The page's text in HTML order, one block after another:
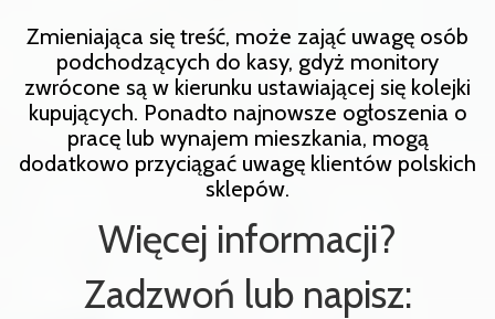
Zmieniająca się treść, może zająć uwagę osób
podchodzących do kasy, gdyż monitory
zwrócone są w kierunku ustawiającej się kolejki
kupujących. Ponadto najnowsze ogłoszenia o
pracę lub wynajem mieszkania, mogą
dodatkowo przyciągać uwagę klientów polskich
sklepów.
Więcej informacji?
Zadzwoń lub napisz: